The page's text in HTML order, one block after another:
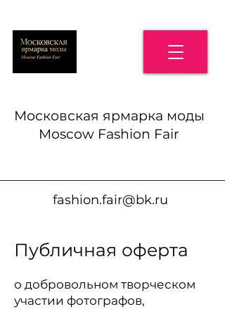
Московская ярмарка моды
Moscow Fashion Fair
fashion.fair@bk.ru
Публичная оферта
о добровольном творческом
участии фотографов,